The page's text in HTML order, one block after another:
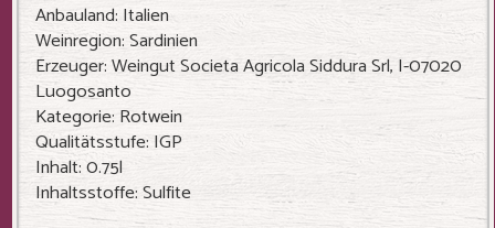
Anbauland: Italien
Weinregion: Sardinien
Erzeuger: Weingut Societa Agricola Siddura Srl, I-07020
Luogosanto
Kategorie: Rotwein
Qualitätsstufe: IGP
Inhalt: 0.75l
Inhaltsstoffe: Sulfite